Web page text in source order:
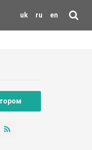
uk ru en